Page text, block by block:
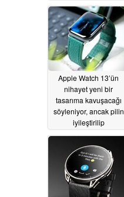
söyleniyor07/02/2026
Apple Watch 13’ün
nihayet yeni bir
tasarıma kavuşacağı
söyleniyor, ancak pilin
iyileştirilip
belirsiz07/01/2026